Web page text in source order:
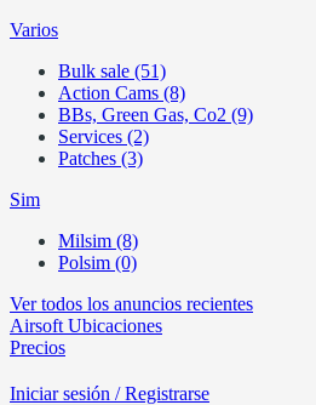
Varios
Bulk sale (51)
Action Cams (8)
BBs, Green Gas, Co2 (9)
Services (2)
Patches (3)
Sim
Milsim (8)
Polsim (0)
Ver todos los anuncios recientes
Airsoft Ubicaciones
Precios
Iniciar sesión / Registrarse